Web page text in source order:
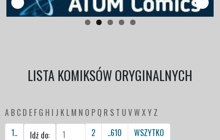
KOLEKCJE KOMIKSÓW
Aktualizacje |
LISTA KOMIKSÓW ORYGINALNYCH
A B C D E F G H I J K L M N O P Q R S T U VW XY Z
1..
Idź do: 2 ..610 WSZYTKO